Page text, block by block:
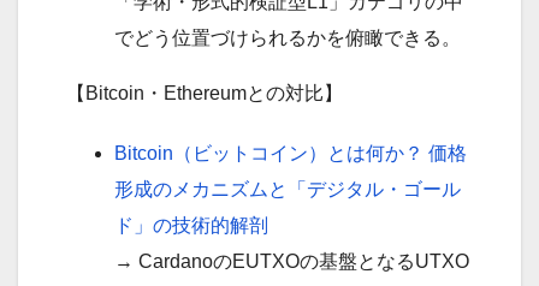
でどう位置づけられるかを俯瞰できる。
【Bitcoin・Ethereumとの対比】
Bitcoin（ビットコイン）とは何か？ 価格
形成のメカニズムと「デジタル・ゴール
ド」の技術的解剖
→ CardanoのEUTXOの基盤となるUTXO